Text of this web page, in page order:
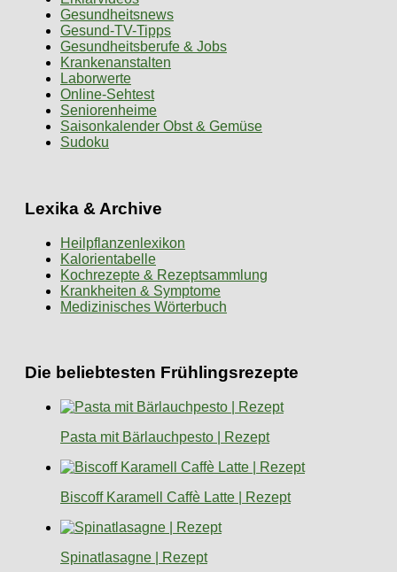
Gesundheitsnews
Gesund-TV-Tipps
Gesundheitsberufe & Jobs
Krankenanstalten
Laborwerte
Online-Sehtest
Seniorenheime
Saisonkalender Obst & Gemüse
Sudoku
Lexika & Archive
Heilpflanzenlexikon
Kalorientabelle
Kochrezepte & Rezeptsammlung
Krankheiten & Symptome
Medizinisches Wörterbuch
Die beliebtesten Frühlingsrezepte
Pasta mit Bärlauchpesto | Rezept
Biscoff Karamell Caffè Latte | Rezept
Spinatlasagne | Rezept